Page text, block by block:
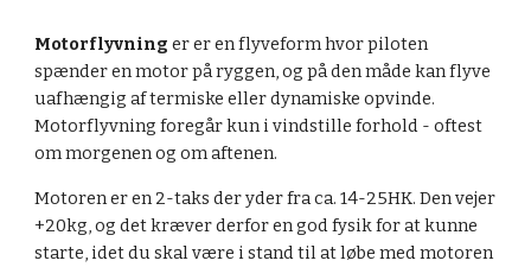
Motorflyvning er er en flyveform hvor piloten
spænder en motor på ryggen, og på den måde kan flyve
uafhængig af termiske eller dynamiske opvinde.
Motorflyvning foregår kun i vindstille forhold - oftest
om morgenen og om aftenen.
Motoren er en 2-taks der yder fra ca. 14-25HK. Den vejer
+20kg, og det kræver derfor en god fysik for at kunne
starte, idet du skal være i stand til at løbe med motoren